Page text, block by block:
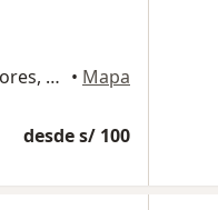
Av Alfredo Benavides 2949 Miraflores, Lima • Mapa
desde s/ 100